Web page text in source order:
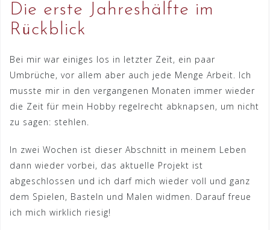
Die erste Jahreshälfte im
Rückblick
Bei mir war einiges los in letzter Zeit, ein paar
Umbrüche, vor allem aber auch jede Menge Arbeit. Ich
musste mir in den vergangenen Monaten immer wieder
die Zeit für mein Hobby regelrecht abknapsen, um nicht
zu sagen: stehlen.
In zwei Wochen ist dieser Abschnitt in meinem Leben
dann wieder vorbei, das aktuelle Projekt ist
abgeschlossen und ich darf mich wieder voll und ganz
dem Spielen, Basteln und Malen widmen. Darauf freue
ich mich wirklich riesig!